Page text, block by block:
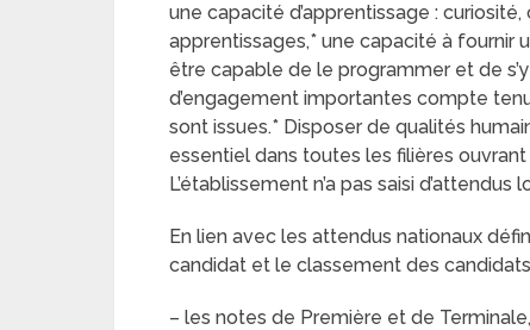
une capacité d’apprentissage :
apprentissages,* une capacité à fournir
être capable de le programmer et de
d’engagement importantes compte
sont issues.* Disposer de qualités
essentiel dans toutes les filières
L’établissement n’a pas saisi d’attendus
En lien avec les attendus nationaux
candidat et le classement des
– les notes de Première et de